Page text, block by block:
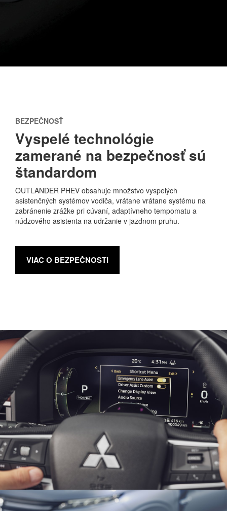
BEZPEČNOSŤ
Vyspelé technológie
zamerané na bezpečnosť sú
štandardom
OUTLANDER PHEV obsahuje množstvo vyspelých
asistenčných systémov vodiča, vrátane vrátane systému na
zabránenie zrážke pri cúvaní, adaptívneho tempomatu a
núdzového asistenta na udržanie v jazdnom pruhu.
VIAC O BEZPEČNOSTI